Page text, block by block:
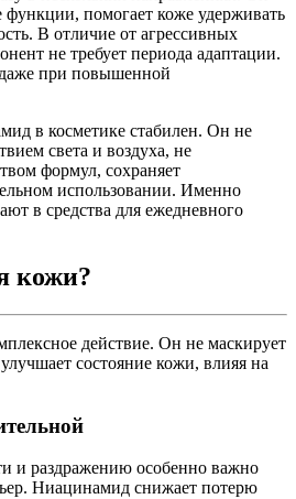
функции, помогает коже удерживать
В отличие от агрессивных
не требует периода адаптации.
при повышенной
в косметике стабилен. Он не
света и воздуха, не
формул, сохраняет
использовании. Именно
в средства для ежедневного
кожи?
действие. Он не маскирует
состояние кожи, влияя на
и раздражению особенно важно
Ниацинамид снижает потерю